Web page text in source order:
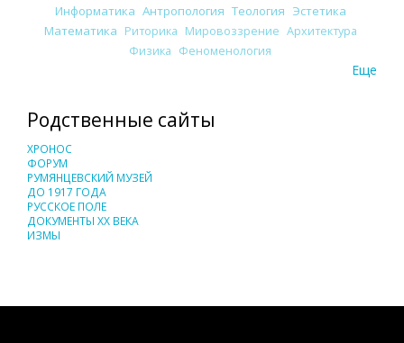
Информатика Антропология Теология Эстетика
Математика Риторика Мировоззрение Архитектура
Физика Феноменология
Еще
Родственные сайты
ХРОНОС
ФОРУМ
РУМЯНЦЕВСКИЙ МУЗЕЙ
ДО 1917 ГОДА
РУССКОЕ ПОЛЕ
ДОКУМЕНТЫ XX ВЕКА
ИЗМЫ